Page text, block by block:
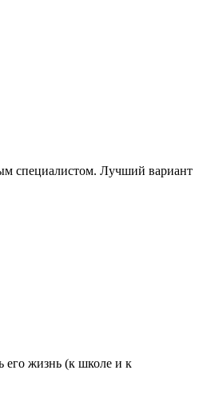
специалистом. Лучший вариант
его жизнь (к школе и к